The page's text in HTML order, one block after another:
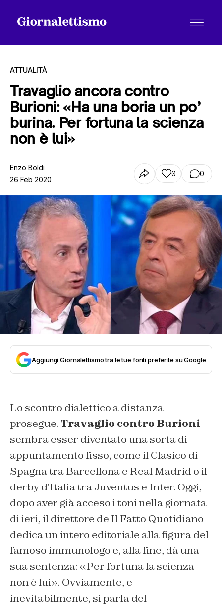
Tutti gli articoli
ATTUALITÀ
Travaglio ancora contro
Burioni: «Ha una boria un po’
burina. Per fortuna la scienza
non è lui»
Enzo Boldi
26 Feb 2020
0 0
Aggiungi Giornalettismo tra le tue fonti preferite su Google
Lo scontro dialettico a distanza
prosegue. Travaglio contro Burioni
sembra esser diventato una sorta di
appuntamento fisso, come il Clasico di
Spagna tra Barcellona e Real Madrid o il
derby d’Italia tra Juventus e Inter. Oggi,
dopo aver già acceso i toni nella giornata
di ieri, il direttore de Il Fatto Quotidiano
dedica un intero editoriale alla figura del
famoso immunologo e, alla fine, dà una
sua sentenza: «Per fortuna la scienza
non è lui». Ovviamente, e
inevitabilmente, si parla del